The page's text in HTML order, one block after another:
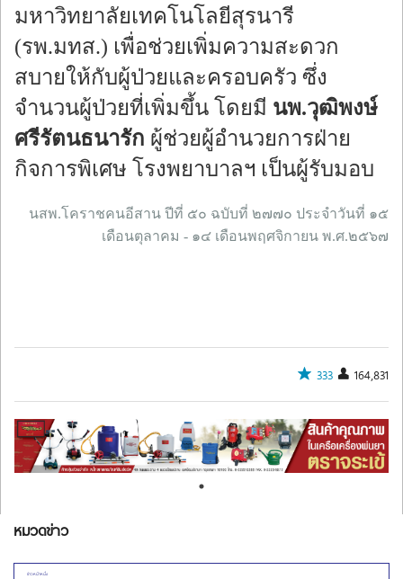
มหาวิทยาลัยเทคโนโลยีสุรนารี
(รพ.มทส.) เพื่อช่วยเพิ่มความสะดวก
สบายให้กับผู้ป่วยและครอบครัว ซึ่ง
จำนวนผู้ป่วยที่เพิ่มขึ้น โดยมี นพ.วุฒิพงษ์
ศรีรัตนธนารัก ผู้ช่วยผู้อำนวยการฝ่าย
กิจการพิเศษ โรงพยาบาลฯ เป็นผู้รับมอบ
นสพ.โคราชคนอีสาน ปีที่ ๕๐ ฉบับที่ ๒๗๗๐ ประจำวันที่ ๑๕
เดือนตุลาคม - ๑๔ เดือนพฤศจิกายน พ.ศ.๒๕๖๗
333 164,831
หมวดข่าว
ข่าวหน้าหนึ่ง